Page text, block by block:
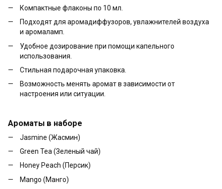
Компактные флаконы по 10 мл.
Подходят для аромадиффузоров, увлажнителей воздуха
и аромаламп.
Удобное дозирование при помощи капельного
использования.
Стильная подарочная упаковка.
Возможность менять аромат в зависимости от
настроения или ситуации.
Ароматы в наборе
Jasmine (Жасмин)
Green Tea (Зеленый чай)
Honey Peach (Персик)
Mango (Манго)